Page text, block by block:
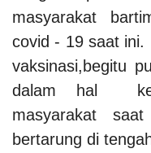
masyarakat
covid - 19 saat
vaksinasi,begitu
dalam hal
masyarakat
bertarung di